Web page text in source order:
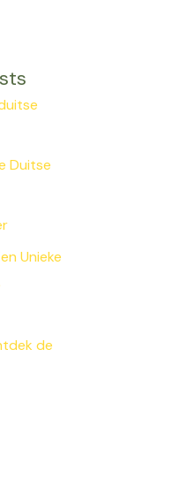
Duitse
Unieke
de